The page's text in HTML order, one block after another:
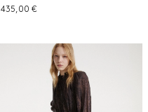
435,00 €